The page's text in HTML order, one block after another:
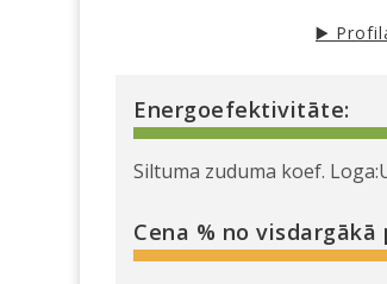
▶️
Energoefektivitāte:
Siltuma zuduma koef.
Cena % no